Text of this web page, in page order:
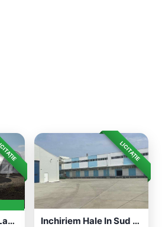
Ferma De Legume Langa Bucuresti
LICITAȚIE
Inchiriem Hale In Sud Bucuresti- Gara Pr...